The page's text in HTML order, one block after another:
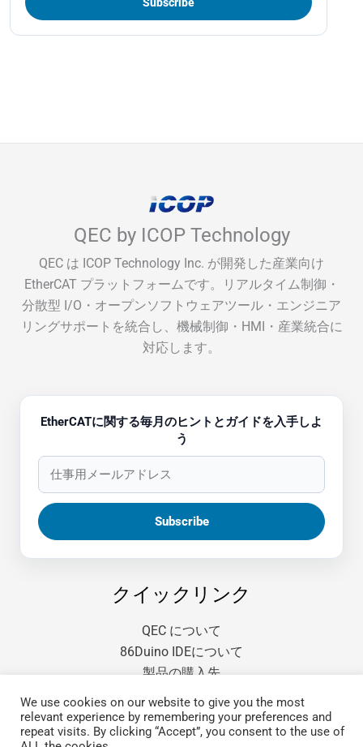
QEC by ICOP Technology
QEC は ICOP Technology Inc. が開発した産業向け
EtherCAT プラットフォームです。リアルタイム制御・
分散型 I/O・オープンソフトウェアツール・エンジニア
リングサポートを統合し、機械制御・HMI・産業統合に
対応します。
EtherCATに関する毎月のヒントとガイドを入手しよ
う
クイックリンク
QEC について
86Duino IDEについて
製品の購入先
ドキュメンテーション
サードパーティ スタートガイド
FAQ
We use cookies on our website to give you the most
relevant experience by remembering your preferences and
repeat visits. By clicking “Accept”, you consent to the use of